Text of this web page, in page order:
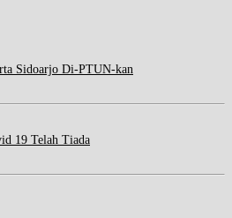
Sidoarjo Di-PTUN-kan
19 Telah Tiada